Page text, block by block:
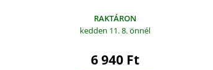
RAKTÁRON
kedden 11. 8.önnél
6 940 Ft